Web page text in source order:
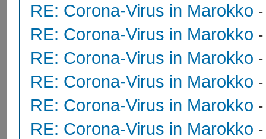
RE: Corona-Virus in Marokko
RE: Corona-Virus in Marokko
RE: Corona-Virus in Marokko
RE: Corona-Virus in Marokko
RE: Corona-Virus in Marokko
RE: Corona-Virus in Marokko